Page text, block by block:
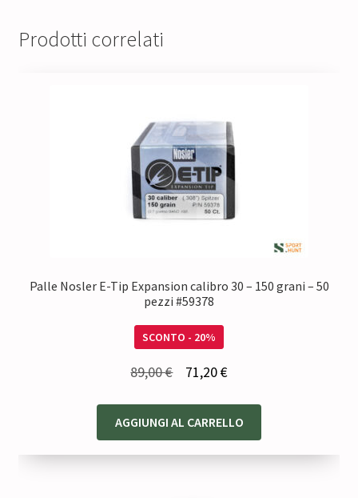
Prodotti correlati
Palle Nosler E-Tip Expansion calibro 30 – 150 grani – 50
pezzi #59378
SCONTO - 20%
89,00€
originale
era:
71,20€Il
attuale
è:
AGGIUNGI AL CARRELLO